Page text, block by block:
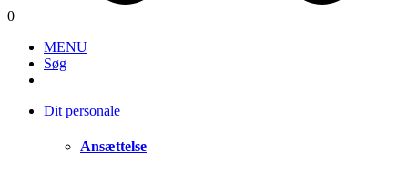
0
MENU
Søg
Dit personale
Ansættelse